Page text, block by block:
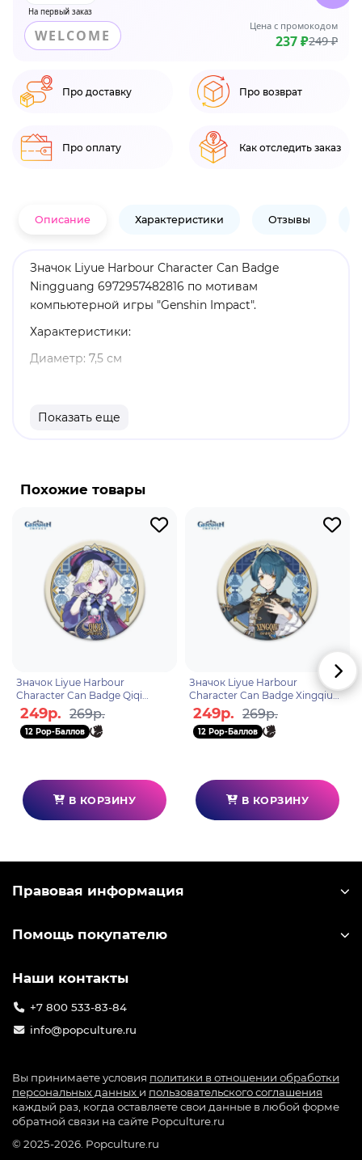
На первый заказ
WELCOME
Цена с промокодом
237 ₽249 ₽
Про доставку Про возврат
Про оплату Как отследить заказ
Описание Характеристики Отзывы
Значок Liyue Harbour Character Can Badge
Ningguang 6972957482816 по мотивам
компьютерной игры "Genshin Impact".
Характеристики:
Диаметр: 7,5 см
Оригинальный и официально лицензированный
Нин Гуан - географический персонаж "Genshin
женщина. Благодаря сильным Гео способностям,
она с легкостью расправляется со сложными
боссами игры. На данным момент, Нин Гуан -
самый сильный персонаж Гео стихии.
Показать еще
Похожие товары
Значок Liyue Harbour
Character Can Badge Qiqi
6972957487057
249р. 269р.
12 Pop-Баллов
В КОРЗИНУ
Значок Liyue Harbour
Character Can Badge Xingqiu
6972957482830
249р. 269р.
12 Pop-Баллов
В КОРЗИНУ
Правовая информация
Помощь покупателю
Наши контакты
+7 800 533-83-84
info@popculture.ru
Вы принимаете условия политики в отношении обработки
персональных данных и пользовательского соглашения
каждый раз, когда оставляете свои данные в любой форме
обратной связи на сайте Popculture.ru
© 2025-2026. Popculture.ru